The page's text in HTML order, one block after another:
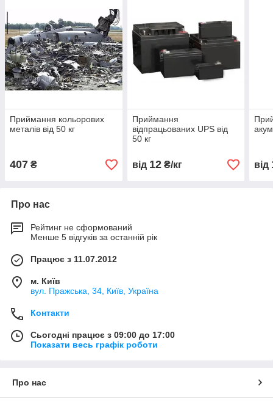
Приймання кольорових
металів від 50 кг
407 ₴
Приймання
відпрацьованих UPS від
50 кг
від 12₴/кг від
Про нас
Рейтинг не сформований
Менше 5 відгуків за останній рік
Працює з 11.07.2012
м. Київ
вул. Пражська, 34, Київ, Україна
Контакти
Сьогодні працює з 09:00 до 17:00
Показати весь графік роботи
Про нас